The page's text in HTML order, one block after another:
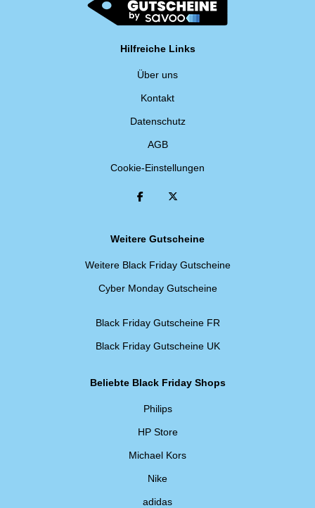
Hilfreiche Links
Über uns
Kontakt
Datenschutz
AGB
Cookie-Einstellungen
Weitere Gutscheine
Weitere Black Friday Gutscheine
Cyber Monday Gutscheine
Black Friday Gutscheine FR
Black Friday Gutscheine UK
Beliebte Black Friday Shops
Philips
HP Store
Michael Kors
Nike
adidas